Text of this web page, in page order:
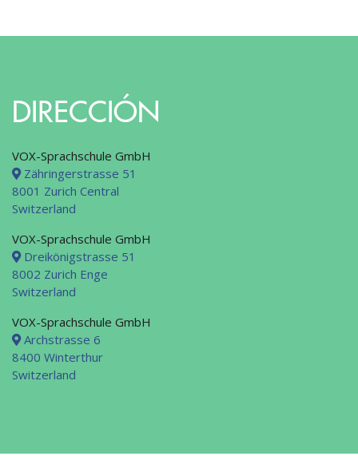
DIRECCIÓN
VOX-Sprachschule GmbH
Zähringerstrasse 51
8001 Zurich Central
Switzerland
VOX-Sprachschule GmbH
Dreikönigstrasse 51
8002 Zurich Enge
Switzerland
VOX-Sprachschule GmbH
Archstrasse 6
8400 Winterthur
Switzerland